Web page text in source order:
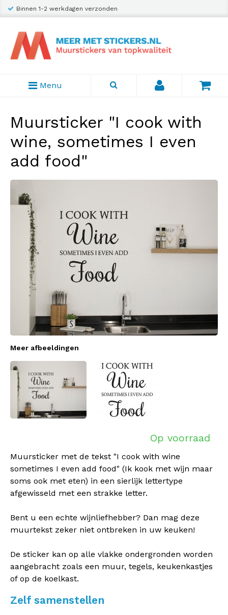
Binnen 1-2 werkdagen verzonden
Menu
Muursticker "I cook with
wine, sometimes I even
add food"
Meer afbeeldingen
Op voorraad
Muursticker met de tekst "I cook with wine
sometimes I even add food" (Ik kook met wijn maar
soms ook met eten) in een sierlijk lettertype
afgewisseld met een strakke letter.
Bent u een echte wijnliefhebber? Dan mag deze
muurtekst zeker niet ontbreken in uw keuken!
De sticker kan op alle vlakke ondergronden worden
aangebracht zoals een muur, tegels, keukenkastjes
of op de koelkast.
Zelf samenstellen